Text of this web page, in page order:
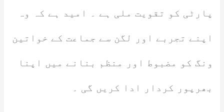
پارٹی کو تقویت ملی ہے ۔ امید ہے کہ وہ
اپنے تجربے اور لگن سے جماعت کے خواتین
ونگ کو مضبوط اور منظم بنانے میں اپنا
بھرپور کردار ادا کریں گی ۔